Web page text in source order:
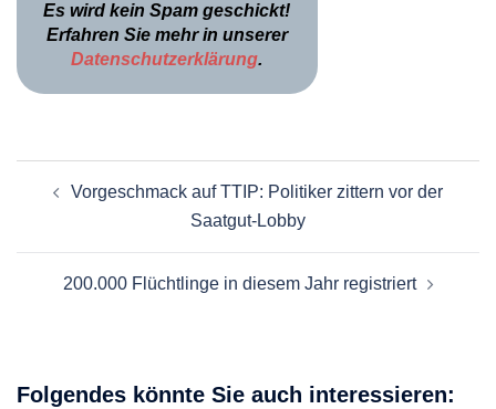
Es wird kein Spam geschickt!
Erfahren Sie mehr in unserer
Datenschutzerklärung.
Vorgeschmack auf TTIP: Politiker zittern vor der
Saatgut-Lobby
200.000 Flüchtlinge in diesem Jahr registriert
Folgendes könnte Sie auch interessieren: